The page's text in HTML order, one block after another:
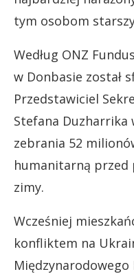
tym osobom
Według ONZ
w Donbasie został
Przedstawiciel
Stefana Duzharrika
zebrania 52
humanitarną przed
zimy.
Wcześniej
konfliktem na